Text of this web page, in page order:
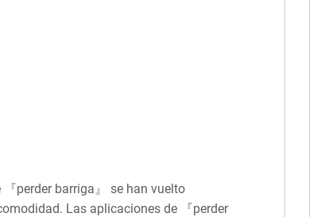
perder barriga』 se han vuelto
Las aplicaciones de 『perder